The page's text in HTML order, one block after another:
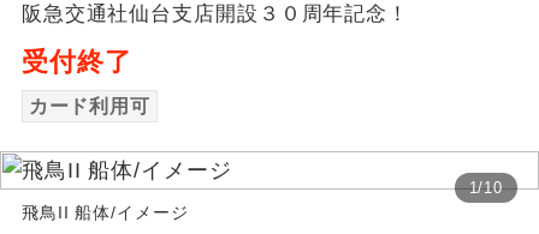
阪急交通社仙台支店開設３０周年記念！
受付終了
カード利用可
1/10
飛鳥II 船体/イメージ
バスガイド乗
務
バスガイドが乗務し、車内での観光案内
新コース
世界遺産
ユネスコに登録されている文化遺産や自